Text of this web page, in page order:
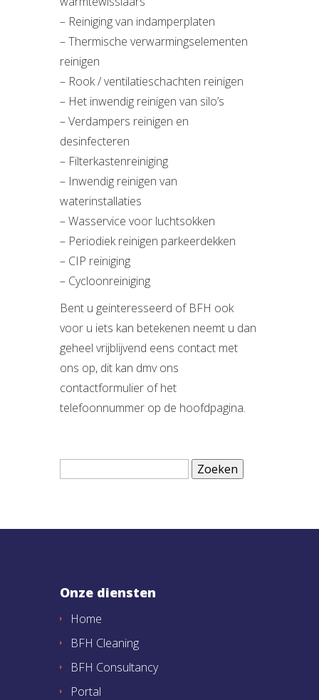
– Reiniging van indamperplaten
– Thermische verwarmingselementen
reinigen
– Rook / ventilatieschachten reinigen
– Het inwendig reinigen van silo’s
– Verdampers reinigen en
desinfecteren
– Filterkastenreiniging
– Inwendig reinigen van
waterinstallaties
– Wasservice voor luchtsokken
– Periodiek reinigen parkeerdekken
– CIP reiniging
– Cycloonreiniging
Bent u geinteresseerd of BFH ook
voor u iets kan betekenen neemt u dan
geheel vrijblijvend eens contact met
ons op, dit kan dmv ons
contactformulier of het
telefoonnummer op de hoofdpagina.
Zoeken
Onze diensten
Home
BFH Cleaning
BFH Consultancy
Portal